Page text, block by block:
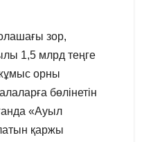
зор,
1,5 млрд теңге
орны
бөлінетін
«Ауыл
қаржы